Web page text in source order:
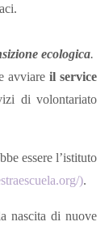
ecologica.
avviareil service
di volontariato
essere l’istituto
/).
nascita di nuove